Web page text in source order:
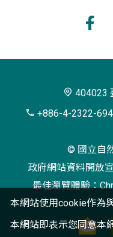
博
404023
+886-4-2322-
© 國立自
政府網站資料開放
最佳瀏覽體驗：
本網站使用cookie作為
本網站即表示您同意本